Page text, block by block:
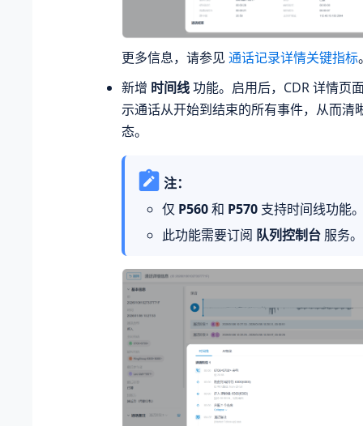
更多信息，请参见 通话记录详情关键指标
新增 时间线功能。启用后，CDR 详情页
示通话从开始到结束的所有事件，从而清
态。
注：
仅 P560和 P570支持时间线功能
此功能需要订阅 队列控制台服务。